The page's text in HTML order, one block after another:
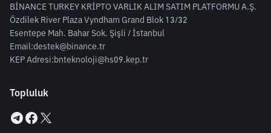
BİNANCE TURKEY KRİPTO VARLIK ALIM SATIM PLATFORMU A.Ş.
Özdilek River Plaza Vyndham Grand Blok 13/32
Esentepe Mah. Bahar Sok. Şişli / İstanbul
Email:destek@binance.tr
KEP Adresi:bnteknoloji@hs09.kep.tr
Topluluk